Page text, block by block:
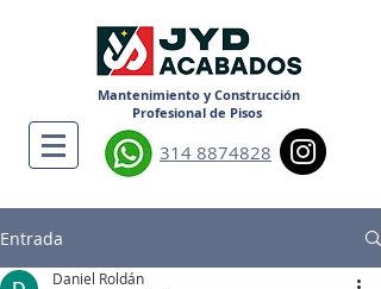
Mantenimiento y Construcción
Profesional de Pisos
314 8874828
Entrada
Daniel Roldán